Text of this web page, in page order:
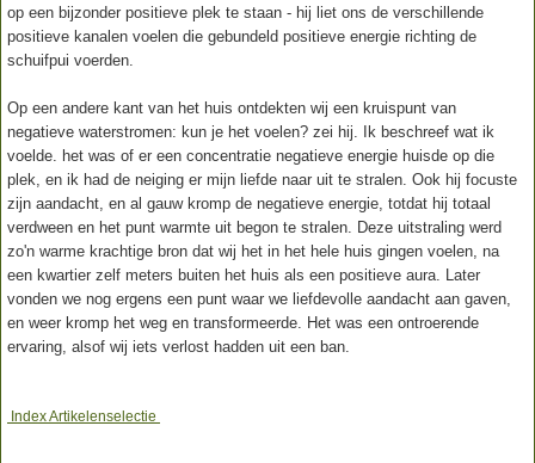
op een bijzonder positieve plek te staan - hij liet ons de verschillende
positieve kanalen voelen die gebundeld positieve energie richting de
schuifpui voerden.
Op een andere kant van het huis ontdekten wij een kruispunt van
negatieve waterstromen: kun je het voelen? zei hij. Ik beschreef wat ik
voelde. het was of er een concentratie negatieve energie huisde op die
plek, en ik had de neiging er mijn liefde naar uit te stralen. Ook hij focuste
zijn aandacht, en al gauw kromp de negatieve energie, totdat hij totaal
verdween en het punt warmte uit begon te stralen. Deze uitstraling werd
zo'n warme krachtige bron dat wij het in het hele huis gingen voelen, na
een kwartier zelf meters buiten het huis als een positieve aura. Later
vonden we nog ergens een punt waar we liefdevolle aandacht aan gaven,
en weer kromp het weg en transformeerde. Het was een ontroerende
ervaring, alsof wij iets verlost hadden uit een ban.
Index Artikelenselectie